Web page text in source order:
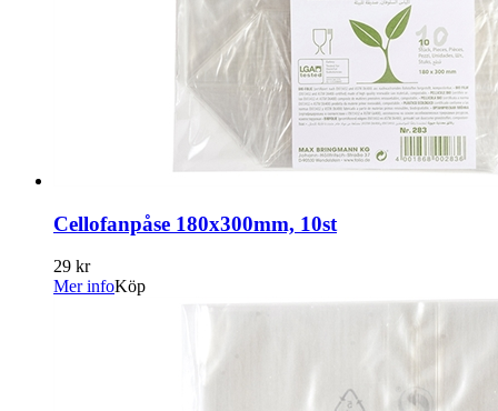
Cellofanpåse 180x300mm, 10st
29 kr
Mer infoKöp